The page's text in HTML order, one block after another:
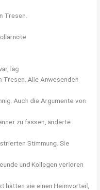
Tresen.
lag
Tresen. Alle Anwesenden
Auch die Argumente von
zu fassen, änderte
Stimmung. Sie
und Kollegen verloren
hätten sie einen Heimvorteil,